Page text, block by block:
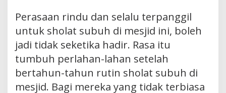
Perasaan rindu dan selalu terpanggil
untuk sholat subuh di mesjid ini, boleh
jadi tidak seketika hadir. Rasa itu
tumbuh perlahan-lahan setelah
bertahun-tahun rutin sholat subuh di
mesjid. Bagi mereka yang tidak terbiasa